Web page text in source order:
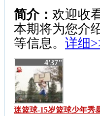
简介： 欢迎收
本期将为您介
等信息。 详细
4'37"
迷篮球-15岁篮球少年秀